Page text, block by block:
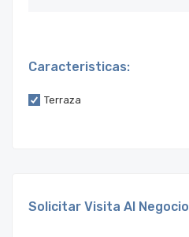
Caracteristicas:
Terraza
Solicitar Visita Al Negocio